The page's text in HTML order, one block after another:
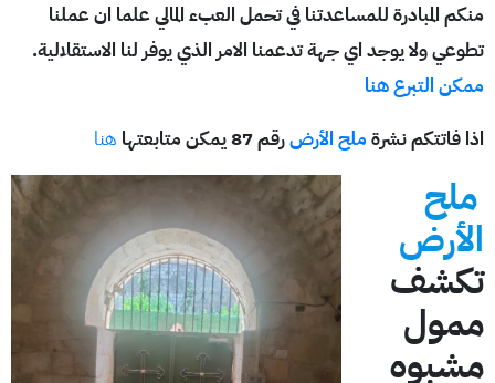
منكم المبادرة للمساعدتنا في تحمل العبء المالي علما ان عملنا
تطوعي ولا يوجد اي جهة تدعمنا الامر الذي يوفر لنا الاستقلالية.
ممكن التبرع هنا
اذا فاتتكم نشرةملح الأرضرقم 87 يمكن متابعتها هنا
ملح
الأرض
تكشف
ممول
مشبوه